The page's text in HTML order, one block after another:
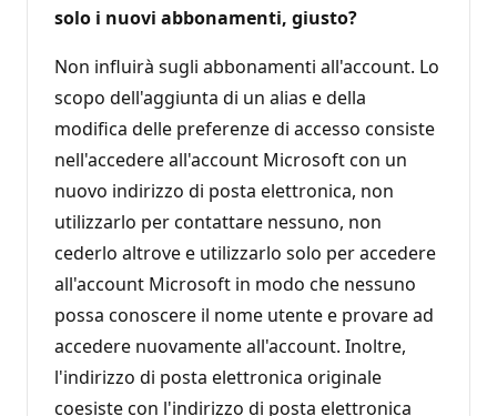
solo i nuovi abbonamenti, giusto?
Non influirà sugli abbonamenti all'account. Lo
scopo dell'aggiunta di un alias e della
modifica delle preferenze di accesso consiste
nell'accedere all'account Microsoft con un
nuovo indirizzo di posta elettronica, non
utilizzarlo per contattare nessuno, non
cederlo altrove e utilizzarlo solo per accedere
all'account Microsoft in modo che nessuno
possa conoscere il nome utente e provare ad
accedere nuovamente all'account. Inoltre,
l'indirizzo di posta elettronica originale
coesiste con l'indirizzo di posta elettronica